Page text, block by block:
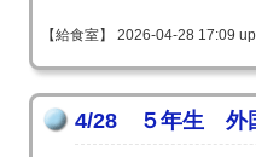
【給食室】 2026-04-28 17:09
4/28 ５年生 外